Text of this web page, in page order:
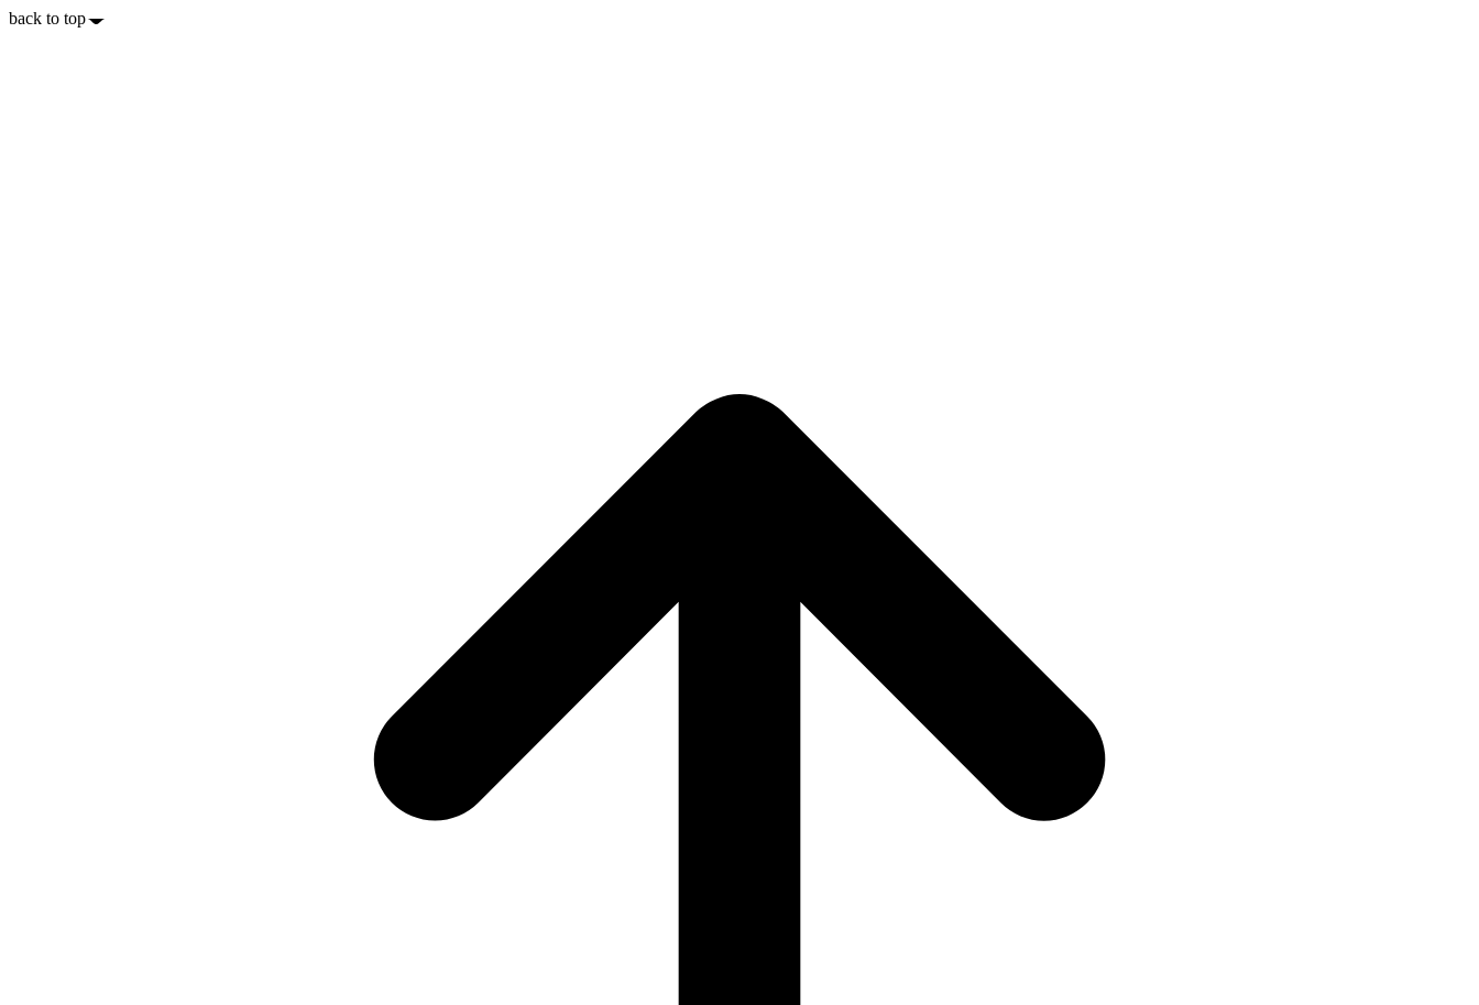
back to top